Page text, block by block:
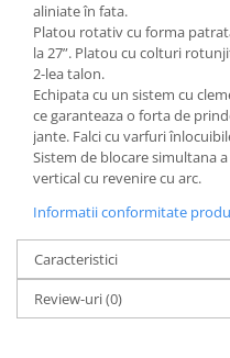
Compresoare aer
Compresoare cu piston
aliniate în fata.
Platou rotativ cu forma
la 27”. Platou cu colturi
2-lea talon.
Echipata cu un sistem cu
ce garanteaza o forta de
jante. Falci cu varfuri
Sistem de blocare simultana
vertical cu revenire cu arc.
Informatii conformitate
Caracteristici
Review-uri(0)